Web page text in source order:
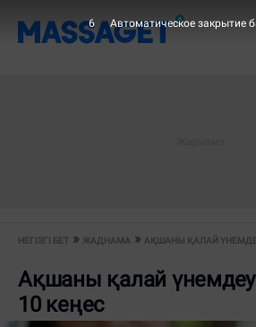
НЕГІЗГІ БЕТ ЖАДНАМА АҚШАНЫ ҚАЛАЙ
Ақшаны қалай
10 кеңес
5 Автоматическое закрытие